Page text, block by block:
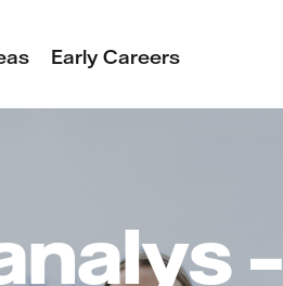
Early Careers
–